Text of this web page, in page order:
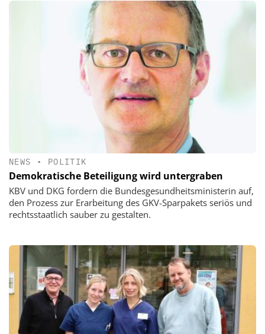
NEWS • POLITIK
Demokratische Beteiligung wird untergraben
KBV und DKG fordern die Bundesgesundheitsministerin auf,
den Prozess zur Erarbeitung des GKV-Sparpakets seriös und
rechtsstaatlich sauber zu gestalten.